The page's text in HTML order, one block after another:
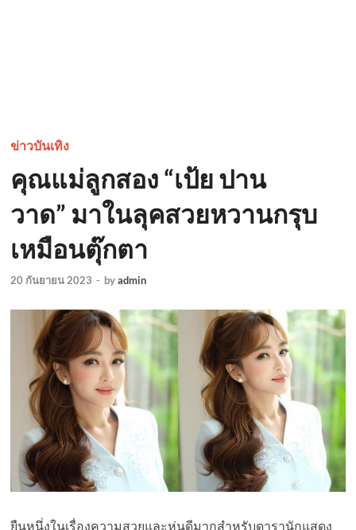
ข่าวบันเทิง
คุณแม่ลูกสอง “เป้ย ปาน
วาด” มาในลุคสวยหวานกรุบ
เหมือนตุ๊กตา
20 กันยายน 2023 - byadmin
ยืนหนึ่งในเรื่องความสวยและหุ่นดีมากสำหรับดารานักแสดง